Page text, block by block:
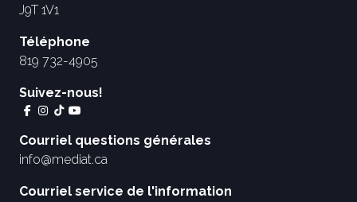
J9T 1V1
Téléphone
819 732-4905
Suivez-nous!
Courriel questions générales
info@mediat.ca
Courriel service de l'information